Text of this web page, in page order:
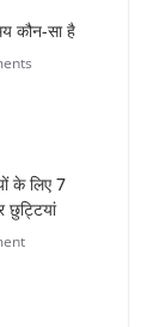
कौन-सा है
के लिए 7
छुट्टियां
और